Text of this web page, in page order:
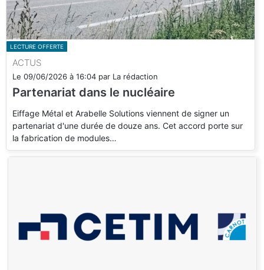
LECTURE OFFERTE
ACTUS
Le 09/06/2026 à 16:04 par La rédaction
Partenariat dans le nucléaire
Eiffage Métal et Arabelle Solutions viennent de signer un
partenariat d'une durée de douze ans. Cet accord porte sur
la fabrication de modules…